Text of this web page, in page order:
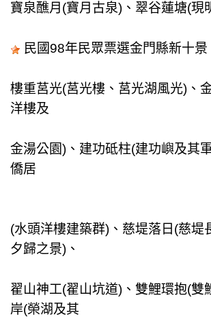
寶泉醮月(寶月古泉)、翠谷蓮塘(現
民國98年民眾票選金門縣新十景
樓重莒光(莒光樓、莒光湖風光)、
洋樓及
金湯公園)、建功砥柱(建功嶼及其
僑居
(水頭洋樓建築群)、慈堤落日(慈堤
夕歸之景)、
翟山神工(翟山坑道)、雙鯉環抱(雙
岸(榮湖及其